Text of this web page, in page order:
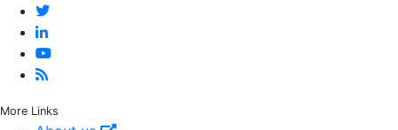
More Links